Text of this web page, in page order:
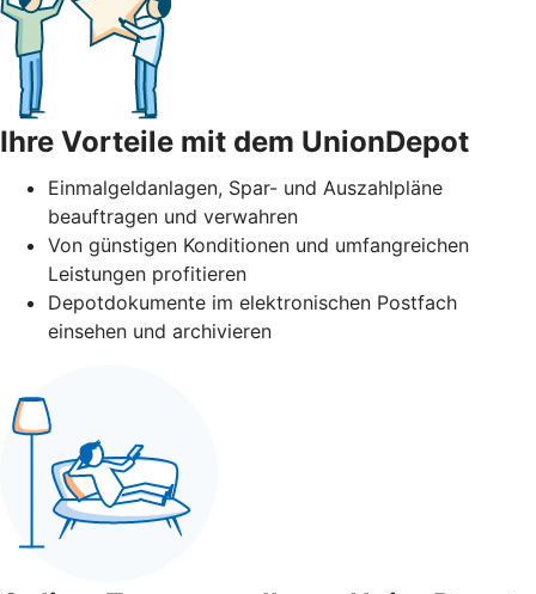
Ihre Vorteile mit dem UnionDepot
Einmalgeldanlagen, Spar- und Auszahlpläne
beauftragen und verwahren
Von günstigen Konditionen und umfangreichen
Leistungen profitieren
Depotdokumente im elektronischen Postfach
einsehen und archivieren